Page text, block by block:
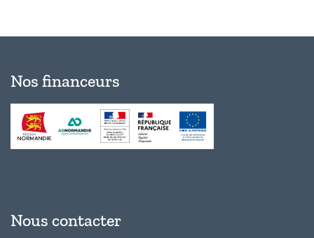
Nos financeurs
Nous contacter